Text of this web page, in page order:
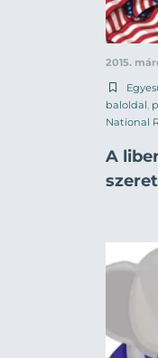
2015.
baloldal,
National
A